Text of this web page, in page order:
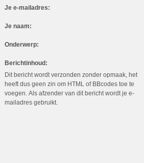
Je e-mailadres:
Je naam:
Onderwerp:
Berichtinhoud:
Dit bericht wordt verzonden zonder opmaak, het
heeft dus geen zin om HTML of BBcodes toe te
voegen. Als afzender van dit bericht wordt je e-
mailadres gebruikt.